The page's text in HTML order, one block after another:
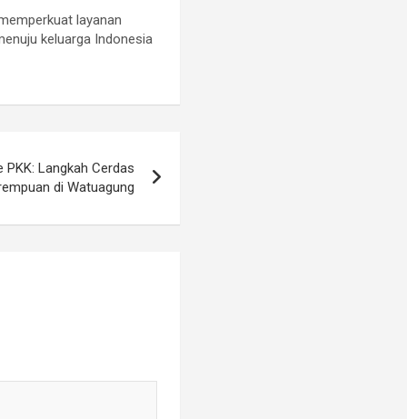
layanan
keluarga Indonesia
Langkah Cerdas
di Watuagung